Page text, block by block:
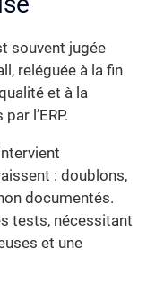
souvent jugée
reléguée à la fin
et à la
l’ERP.
: doublons,
documentés.
tests, nécessitant
et une